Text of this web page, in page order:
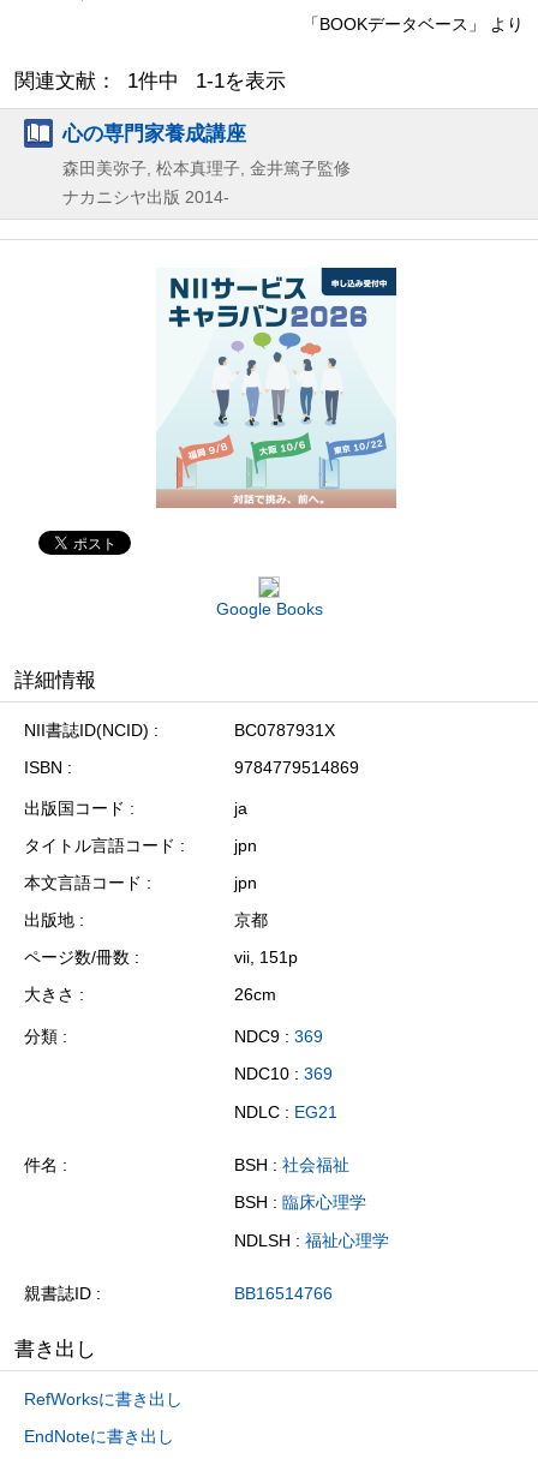
「BOOKデータベース」 より
関連文献： 1件中 1-1を表示
心の専門家養成講座
森田美弥子, 松本真理子, 金井篤子監修
ナカニシヤ出版 2014-
Google Books
詳細情報
NII書誌ID(NCID)
BC0787931X
ISBN
9784779514869
出版国コード
ja
タイトル言語コード
jpn
本文言語コード
jpn
出版地
京都
ページ数/冊数
vii, 151p
大きさ
26cm
分類 NDC9 : 369
NDC10 : 369
NDLC : EG21
件名 BSH : 社会福祉
BSH : 臨床心理学
NDLSH : 福祉心理学
親書誌ID BB16514766
書き出し
RefWorksに書き出し
EndNoteに書き出し